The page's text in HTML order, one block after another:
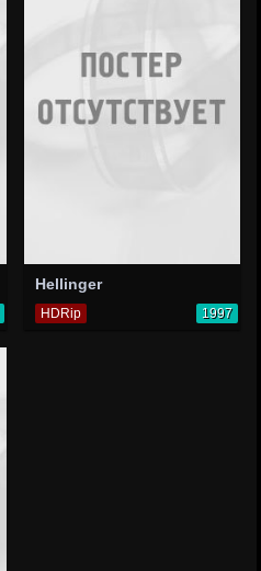
Hellinger
HDRip 1997